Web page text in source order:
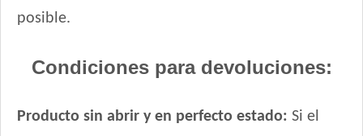
posible.
Condiciones para devoluciones:
Producto sin abrir y en perfecto estado: Si el